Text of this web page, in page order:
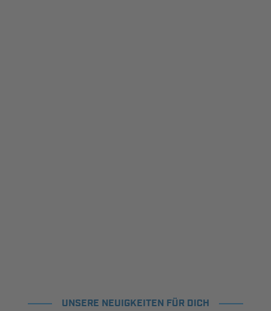
UNSERE NEUIGKEITEN FÜR DICH